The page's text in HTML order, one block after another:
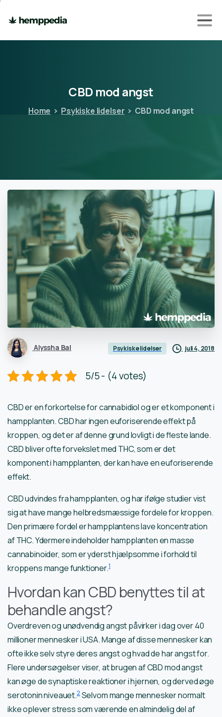
CBD mod angst
Home Psykiske lidelser CBD mod angst
Alyssha Bal Psykiske lidelser juli 4, 2018
5/5 - (4 votes)
CBD er en forkortelse for cannabidiol og er et komponent i
hampplanten. CBD har ingen euforiserende effekt på
kroppen, og det er af denne grund lovligt i de fleste lande.
CBD bliver ofte forvekslet med THC, som er det
komponent i hampplanten, der kan have en euforiserende
effekt.
CBD udvindes fra hampplanten, og har ifølge studier vist
sig at have mange helbredsmæssige fordele for kroppen.
Den primære fordel er hampplantens lave koncentration
af THC. Ydermere indeholder hampplanten en masse
cannabinoider, som er yderst hjælpsomme i forhold til
kroppens mange funktioner.1
Hvordan kan CBD benyttes til at
behandle angst?
Overdreven og unødvendig angst påvirker i dag over 40
millioner mennesker i USA. Mange af disse mennesker kan
ofte ikke selv styre deres angst og hvad de har angst for.
Flere undersøgelser viser, at brugen af CBD mod angst
kan øge de synaptiske reaktioner i hjernen, og derved øge
serotonin niveauet.2Selvom mange mennesker normalt
ikke oplever stress som værende en almindelig del af